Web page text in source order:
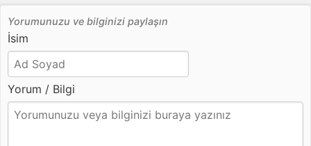
Yorumunuzu ve bilginizi paylaşın
İsim
Yorum / Bilgi